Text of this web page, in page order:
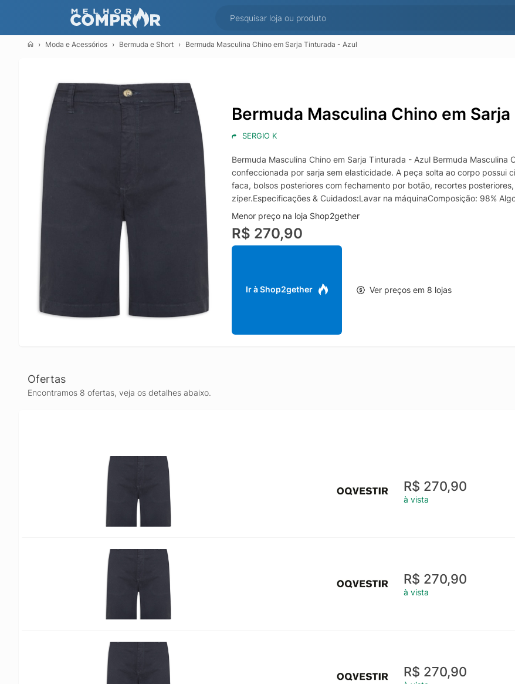
Moda e Acessórios Bermuda e Short Bermuda Masculina Chino em Sarja Tinturada - Azul
Bermuda Masculina Chino em
SERGIO K
Bermuda Masculina Chino em Sarja Tinturada - Azul Bermuda
confeccionada por sarja sem elasticidade. A peça solta ao corpo possui
faca, bolsos posteriores com fechamento por botão, recortes
zíper.Especificações & Cuidados:Lavar na máquinaComposição: 98%
Menor preço na loja Shop2gether
R$ 270,90
Ir à Shop2gether Ver preços em 8 lojas
Ofertas
Encontramos 8 ofertas, veja os detalhes abaixo.
R$ 270,90
à vista
R$ 270,90
à vista
R$ 270,90